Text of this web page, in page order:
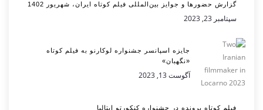
گزارش حضورها و جوایز بین‌المللی فیلم کوتاه ایران، شهریور 1402
سپتامبر 23, 2023
جایزه اسپانسر جشنواره لوکارنو به فیلم کوتاه
«نگهبان»
آگوست 13, 2023
فیلم کوتاه پرونده در جشنواره کنکورتو ایتالیا